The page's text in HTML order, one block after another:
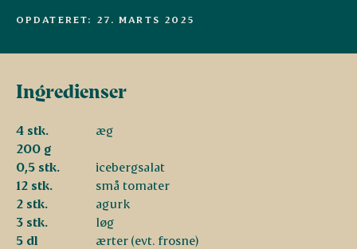
OPDATERET: 27. MARTS 2025
Ingredienser
4 stk.
æg
200 g
0,5 stk.
icebergsalat
12 stk.
små tomater
2 stk.
agurk
3 stk.
løg
5 dl
ærter (evt. frosne)